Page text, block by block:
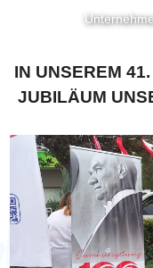
IN UNSEREM
JUBILÄUM